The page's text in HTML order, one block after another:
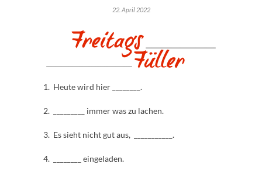
22. April 2022
1. Heute wird hier ________.
2. _________ immer was zu lachen.
3. Es sieht nicht gut aus, ___________.
4. ________ eingeladen.